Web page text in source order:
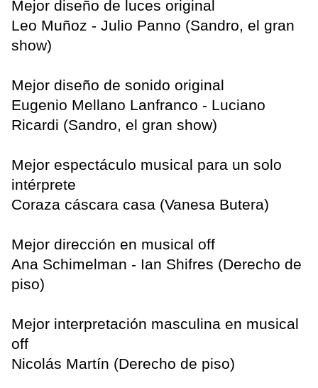
Mejor diseño de luces original
Leo Muñoz - Julio Panno (Sandro, el gran
show)
Mejor diseño de sonido original
Eugenio Mellano Lanfranco - Luciano
Ricardi (Sandro, el gran show)
Mejor espectáculo musical para un solo
intérprete
Coraza cáscara casa (Vanesa Butera)
Mejor dirección en musical off
Ana Schimelman - Ian Shifres (Derecho de
piso)
Mejor interpretación masculina en musical
off
Nicolás Martín (Derecho de piso)